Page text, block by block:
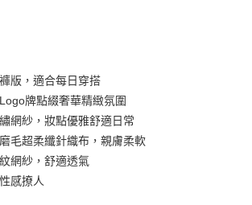
彰化商業銀行
台北富邦商業銀行
兆豐國際商業銀行
台中商業銀行
行
遠東國際商業銀行
版，適合每日穿搭
牌點綴奢華精緻氛圍
網紗，妝點優雅舒適日常
毛超柔纖針織布，親膚柔軟
網紗，舒適透氣
感撩人